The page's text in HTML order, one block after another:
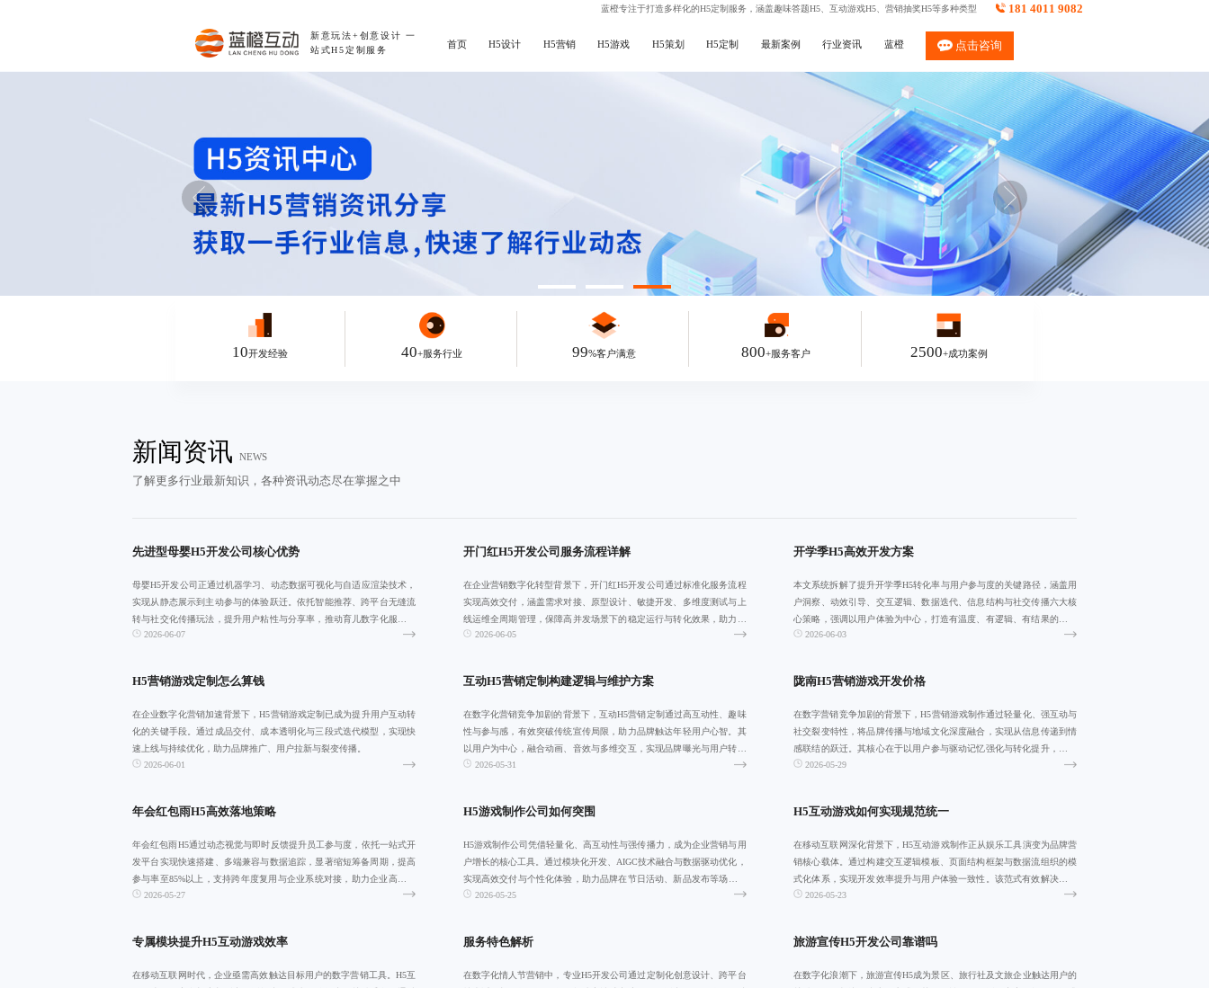
蓝橙专注于打造多样化的H5定制服务，涵盖趣味答题H5 互动游戏H5 营销抽奖H5等多种类型 181 4011 9082
新意玩法+创意设计一
站式H5定制服务
首页 H5设计 H5营销 H5游戏 H5策划 H5定制 最新案例 行业资讯 蓝橙 点击咨询
10开发经验 40+服务行业 99%客户满意 800+服务客户 2500+成功案例
新闻资讯 NEWS
了解更多行业最新知识，各种资讯动态尽在掌握之中
先进型母婴H5开发公司核心优势
母婴H5开发公司正通过机器学习、动态数据可视化与自适应渲染技术，
实现从静态展示到主动参与的体验跃迁。依托智能推荐、跨平台无缝流
转与社交化传播玩法，提升用户粘性与分享率，推动育儿数字化服务向
智能化、情感
2026-06-07
开门红H5开发公司服务流程详解
在企业营销数字化转型背景下，开门红H5开发公司通过标准化服务流程
实现高效交付，涵盖需求对接、原型设计、敏捷开发、多维度测试与上
线运维全周期管理，保障高并发场景下的稳定运行与转化效果，助力品
牌在关键营销
2026-06-05
开学季H5高效开发方案
本文系统拆解了提升开学季H5转化率与用户参与度的关键路径，涵盖用
户洞察、动效引导、交互逻辑、数据迭代、信息结构与社交传播六大核
心策略，强调以用户体验为中心，打造有温度、有逻辑、有结果的互动
体验。2026-06-03
H5营销游戏定制怎么算钱
在企业数字化营销加速背景下，H5营销游戏定制已成为提升用户互动转
化的关键手段。通过成品交付、成本透明化与三段式迭代模型，实现快
速上线与持续优化，助力品牌推广、用户拉新与裂变传播。
2026-06-01
互动H5营销定制构建逻辑与维护方案
在数字化营销竞争加剧的背景下，互动H5营销定制通过高互动性、趣味
性与参与感，有效突破传统宣传局限，助力品牌触达年轻用户心智。其
以用户为中心，融合动画、音效与多维交互，实现品牌曝光与用户转化
双提升，广泛
2026-05-31
陇南H5营销游戏开发价格
在数字营销竞争加剧的背景下，H5营销游戏制作通过轻量化、强互动与
社交裂变特性，将品牌传播与地域文化深度融合，实现从信息传递到情
感联结的跃迁。其核心在于以用户参与驱动记忆强化与转化提升，适用
于文旅推广、
2026-05-29
年会红包雨H5高效落地策略
年会红包雨H5通过动态视觉与即时反馈提升员工参与度，依托一站式开
发平台实现快速搭建、多端兼容与数据追踪，显著缩短筹备周期，提高
参与率至85%以上，支持跨年度复用与企业系统对接，助力企业高效完
成互动活动
2026-05-27
H5游戏制作公司如何突围
H5游戏制作公司凭借轻量化、高互动性与强传播力，成为企业营销与用
户增长的核心工具。通过模块化开发、AIGC技术融合与数据驱动优化，
实现高效交付与个性化体验，助力品牌在节日活动、新品发布等场景中
实现精准
2026-05-25
H5互动游戏如何实现规范统一
在移动互联网深化背景下，H5互动游戏制作正从娱乐工具演变为品牌营
销核心载体。通过构建交互逻辑模板、页面结构框架与数据流组织的模
式化体系，实现开发效率提升与用户体验一致性。该范式有效解决重复
开发、维护困
2026-05-23
专属模块提升H5互动游戏效率
在移动互联网时代，企业亟需高效触达目标用户的数字营销工具。H5互
服务特色解析
在数字化情人节营销中，专业H5开发公司通过定制化创意设计、跨平台
旅游宣传H5开发公司靠谱吗
在数字化浪潮下，旅游宣传H5成为景区、旅行社及文旅企业触达用户的